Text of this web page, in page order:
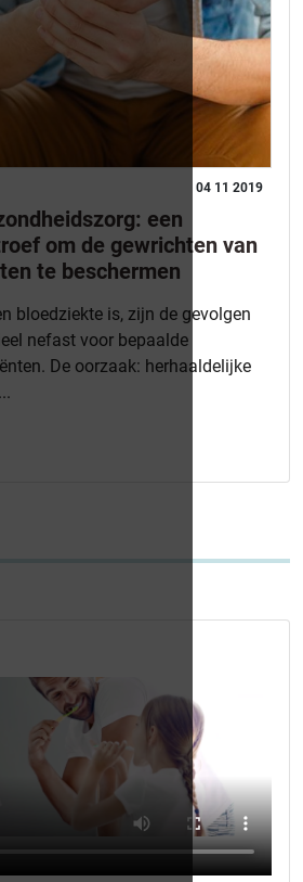
04 11 2019
een
om de gewrichten van
te beschermen
bloedziekte is, zijn de gevolgen
nefast voor bepaalde
De oorzaak: herhaaldelijke